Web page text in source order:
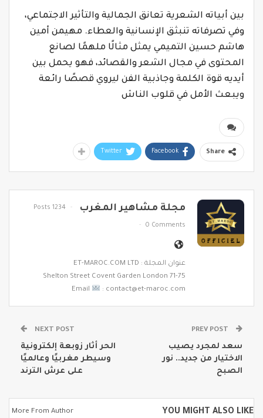
بين أبياته الشعرية تعانق الجمالية والتأثير الاجتماعي،
وفي تصرفاته تنبثق الإنسانية والعطاء. مهيمن أمين
هاشم حسين التميمي يمثل مثالًا ملهمًا لصانع
المحتوى في مجال الشعر والقصائد، فهو يحمل بين
أيديه قوة الكلمة وجاذبية الفن ليروي قصصًا رائعة
ويبعث الأمل في قلوب الناش
Share
Facebook
Twitter
مجلة مشاهير المغرب 1234 Posts
0 Comments
عنوان المجلة : ET-MAROC.COM LTD
71-75 Shelton Street Covent Garden London
Email
: contact@et-maroc.com
سعد لمجرد يصيب
الاختيار من جديد.. نور
الصبح
NEXT POST
الحر أثار زوبعة إلكترونية
وسيطر مغربيًا وعالميًا
على عرش الترند
YOU MIGHT ALSO LIKE
More From Author